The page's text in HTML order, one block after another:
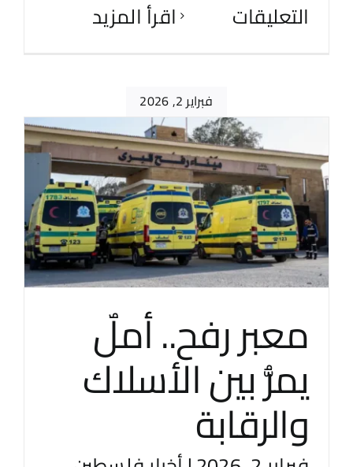
‫اقرأ المزيد التعليقات
فبراير 2, 2026
معبر رفح.. أملٌ
يمرُّ بين الأسلاك
والرقابة